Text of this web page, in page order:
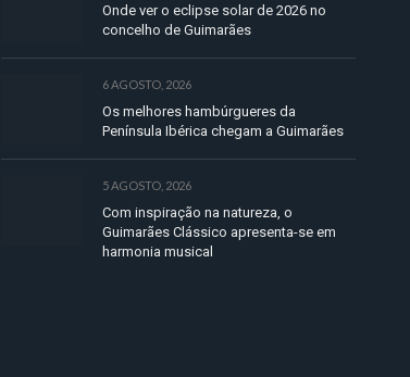
Onde ver o eclipse solar de 2026 no
concelho de Guimarães
6 AGOSTO, 2026
Os melhores hambúrgueres da
Península Ibérica chegam a Guimarães
5 AGOSTO, 2026
Com inspiração na natureza, o
Guimarães Clássico apresenta-se em
harmonia musical